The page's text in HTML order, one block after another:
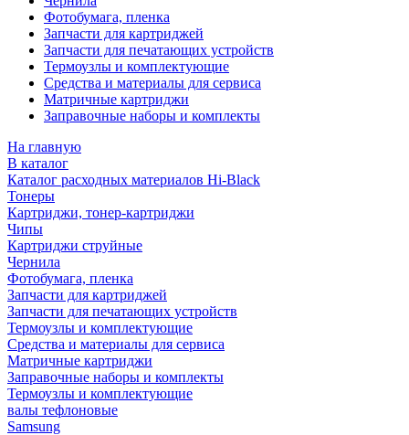
Фотобумага, пленка
Запчасти для картриджей
Запчасти для печатающих устройств
Термоузлы и комплектующие
Средства и материалы для сервиса
Матричные картриджи
Заправочные наборы и комплекты
На главную
В каталог
Каталог расходных материалов Hi-Black
Тонеры
Картриджи, тонер-картриджи
Чипы
Картриджи струйные
Чернила
Фотобумага, пленка
Запчасти для картриджей
Запчасти для печатающих устройств
Термоузлы и комплектующие
Средства и материалы для сервиса
Матричные картриджи
Заправочные наборы и комплекты
Термоузлы и комплектующие
валы тефлоновые
Samsung